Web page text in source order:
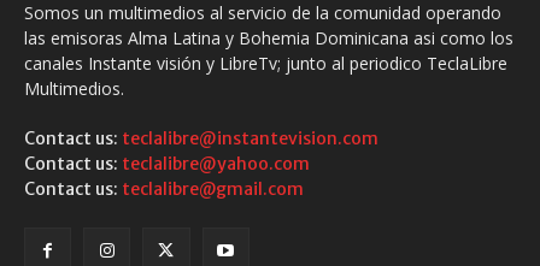
Somos un multimedios al servicio de la comunidad operando
las emisoras Alma Latina y Bohemia Dominicana asi como los
canales Instante visión y LibreTv; junto al periodico TeclaLibre
Multimedios.
Contact us: teclalibre@instantevision.com
Contact us: teclalibre@yahoo.com
Contact us: teclalibre@gmail.com